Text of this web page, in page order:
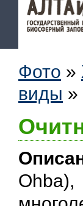
Фото »
виды »